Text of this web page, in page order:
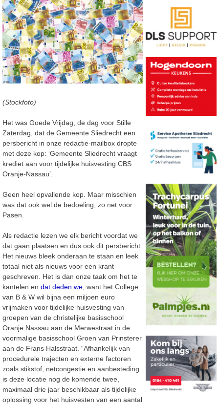
(Stockfoto)
Het was Goede Vrijdag, de dag voor Stille
Zaterdag, dat de Gemeente Sliedrecht een
persbericht in onze redactie-mailbox dropte
met deze kop: ‘Gemeente Sliedrecht vraagt
krediet aan voor tijdelijke huisvesting CBS
Oranje-Nassau’.
Geen heel opvallende kop. Maar misschien
was dat ook wel de bedoeling, zo net voor
Pasen.
Als redactie lezen we elk bericht voordat we
dat gaan plaatsen en dus ook dit persbericht.
Het nieuws bleek onderaan te staan en leek
totaal niet als nieuws voor een krant
geschreven. Het is dan onze taak om het te
kantelen en dat deden we , want het College
van B & W wil bijna een miljoen euro
vrijmaken voor tijdelijke huisvesting van
groepen van de christelijke basisschool
Oranje Nassau aan de Merwestraat in de
voormalige basisschool Groen van Prinsterer
aan de Frans Halsstraat. “Afhankelijk van
procedurele trajecten en externe factoren
zoals stikstof, netcongestie en aanbesteding
is deze locatie nog de komende twee,
maximaal drie jaar beschikbaar als tijdelijke
oplossing voor het huisvesten van een aantal